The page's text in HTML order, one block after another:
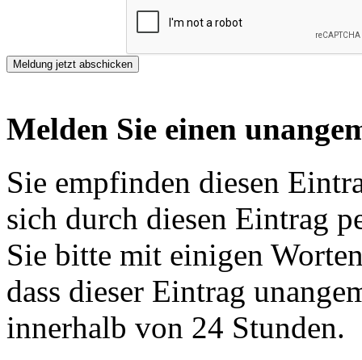
Melden Sie einen
Sie empfinden diesen
sich durch diesen Eintrag
Sie bitte mit einigen
dass dieser Eintrag
innerhalb von 24 Stunden.